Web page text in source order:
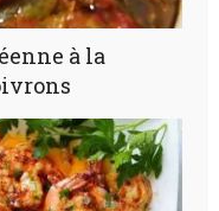
à la